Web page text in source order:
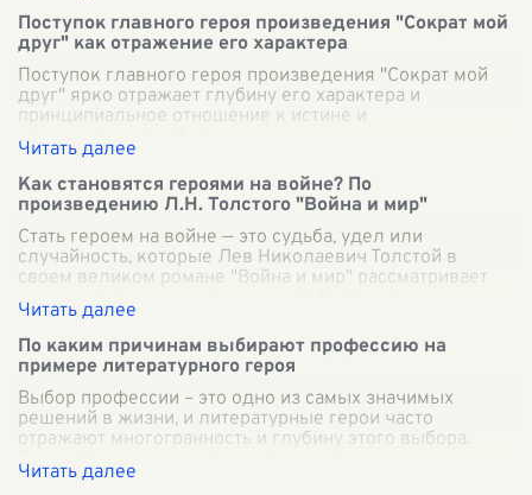
Поступок главного героя произведения "Сократ мой
друг" как отражение его характера
Поступок главного героя произведения "Сократ мой
друг" ярко отражает глубину его характера и
принципиальное отношение к истине и
справедливости. Имя главного героя,
олицетворяющее
Как становятся героями на войне? По
произведению Л.Н. Толстого "Война и мир"
Стать героем на войне — это судьба, удел или
случайность, которые Лев Николаевич Толстой в
своем великом романе "Война и мир" рассматривает
через судьбы своих персонажей. В этом пр
По каким причинам выбирают профессию на
примере литературного героя
Выбор профессии – это одно из самых значимых
решений в жизни, и литературные герои часто
отражают многогранность и глубину этого выбора.
Рассмотрим на нескольких примерах, как разл